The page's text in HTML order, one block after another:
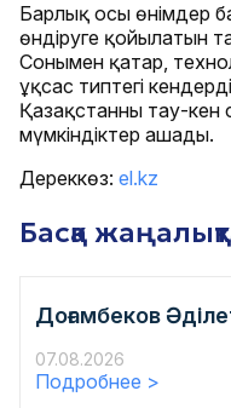
Барлық осы өнімдер
өндіруге қойылатын
Сонымен қатар,
ұқсас типтегі
Қазақстанның тау-
мүмкіндіктер ашады.
Дереккөз: el.kz
Басқа
Доғамбеков
07.08.2026
Подробнее >